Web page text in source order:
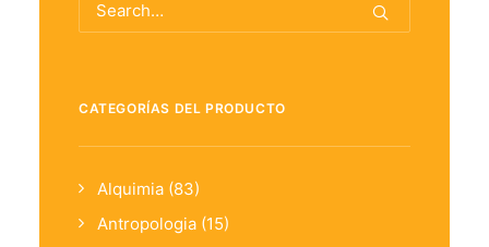
CATEGORÍAS DEL PRODUCTO
Alquimia (83)
Antropologia (15)